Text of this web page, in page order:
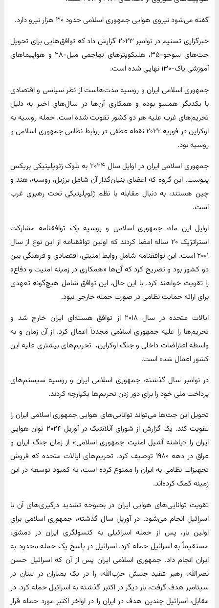
گفته می‌شود نیروی هوایی جمهوری اسلامی حدود ۳۰ هزار نیرو دارد.
خبرگزاری تسنیم در نوامبر ۲۰۲۳ گزارش داد که توافق‌هایی برای تحویل
جت‌های سوخو-۳۵، هلیکوپترهای تهاجمی میل-۲۸ و هواپیماهای
آموزشی یاک-۱۳۰ نهایی شده است.
جمهوری اسلامی ایران و روسیه مدت‌هاست از نظر سیاسی و اقتصادی
با یکدیگر همسو بوده‌ و همکاری آن‌ها در سال‌های اخیر به دلیل
تحریم‌های غرب علیه هر دو کشور تقویت شده است. حمله روسیه به
اوکراین در فوریه ۲۰۲۲ نقطه عطفی در روابط نظامی جمهوری اسلامی و
روسیه بود.
جمهوری اسلامی ایران در اوایل سال ۲۰۲۴ به بلوک ژئوپلیتیکی بریکس
پیوست. این گروه که اعضای بنیان‌گذار آن شامل برزیل، روسیه، هند و
چین هستند، به دنبال مقابله با نظم ژئوپلیتیکی تحت رهبری غرب
است.
اوایل این ماه، جمهوری اسلامی و روسیه یک توافقنامه مشارکت
استراتژیک ۲۰ ساله امضا کردند که اولین توافقنامه از این نوع از سال
۲۰۰۱ است. این توافقنامه شامل روابط امنیتی، اقتصادی و فرهنگی بین
دو کشور بود و تصریح کرد که آن‌ها «همکاری در زمینه امنیت و دفاع»
را تقویت خواهند کرد. با این حال، این توافق شامل هیچ‌گونه تعهدی
برای ارائه حمایت نظامی در صورت حمله خارجی نبود.
ایالات متحده در سال ۲۰۱۸ از توافق هسته‌ای ایران خارج شد و
تحریم‌ها را علیه جمهوری اسلامی مجدداً اعمال کرد. از آن زمان و به
واسطه اعتراضات داخلی و جنگ اوکراین، تحریم‌های بیشتری علیه این
کشور اعمال شده است.
در نوامبر سال گذشته، جمهوری اسلامی ایران و روسیه سیستم‌های
پرداخت ملی خود را برای دور زدن تحریم‌ها یکپارچه کردند.
تحویل این جت‌ها می‌تواند توانایی‌های هوایی جمهوری اسلامی ایران را
تقویت کند. یک گزارش از شورای آتلانتیک در آوریل ۲۰۲۴ توان هوایی
ایران را «پاشنه آشیل امنیت جمهوری اسلامی» از زمان جنگ ایران و
عراق در دهه ۱۹۸۰ توصیف کرد. تحریم‌های ایالات متحده که فروش
تجهیزات نظامی به ایران را ممنوع کرده است، به کمبود توسعه در این
زمینه کمک کرده‌اند.
تقویت توانایی‌های هوایی ایران در بحبوحه تشدید درگیری‌های آن با
اسرائیل انجام می‌شود. در آوریل سال گذشته، جمهوری اسلامی برای
اولین بار، پس از حمله اسرائیلی به کنسولگری ایران در دمشق،
مستقیماً به اسرائیل حمله کرد. اسرائیل در پاسخ یک حمله محدود به
ایران انجام داد. جمهوری اسلامی ایران پس از آن که اسرائیل حسن
نصرالله، رهبر فقید جنبش حزب‌الله، را در یک بمباران در لبنان در
سپتامبر هدف گرفت، بار دیگر در اکتبر گذشته به اسرائیل حمله کرد. در
مقابل، اسرائیل چندین هدف در ایران را در اواخر اکتبر مورد حمله قرار